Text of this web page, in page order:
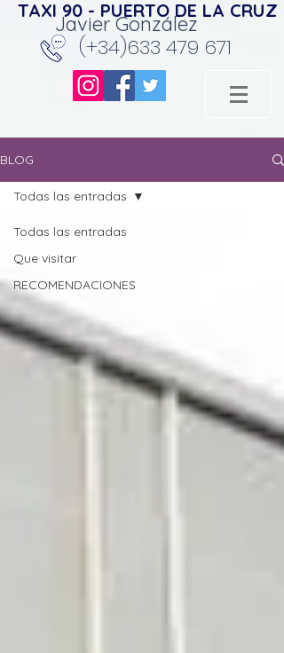
TAXI 90 - PUERTO DE LA CRUZ
Javier González
(+34)633 479 671
BLOG
Todas las entradas
Que visitar
RECOMENDACIONES
Todas las entradas